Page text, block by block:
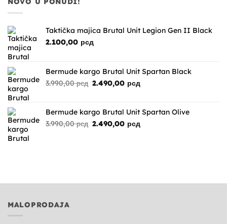
Taktička majica Brutal Unit Legion Gen II Black
2.100,00 рсд
Bermude kargo Brutal Unit Spartan Black
3.990,00рсд Originalna
bila:
3.990,00 рсд.
2.490,00 рсдTrenutna
2.490,00 рсд.
Bermude kargo Brutal Unit Spartan Olive
3.990,00рсд Originalna
2.490,00 рсдTrenutna
MALOPRODAJA